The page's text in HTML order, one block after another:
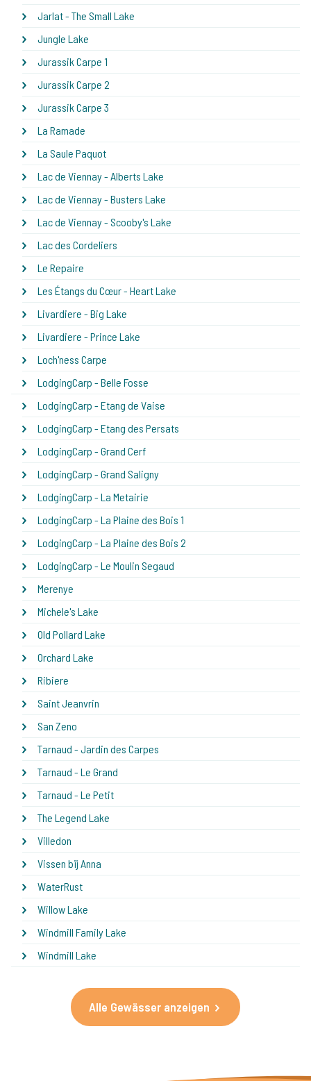
Jarlat - The Small Lake
Jungle Lake
Jurassik Carpe 1
Jurassik Carpe 2
Jurassik Carpe 3
La Ramade
La Saule Paquot
Lac de Viennay - Alberts Lake
Lac de Viennay - Busters Lake
Lac de Viennay - Scooby's Lake
Lac des Cordeliers
Le Repaire
Les Étangs du Cœur - Heart Lake
Livardiere - Big Lake
Livardiere - Prince Lake
Loch'ness Carpe
LodgingCarp - Belle Fosse
LodgingCarp - Etang de Vaise
LodgingCarp - Etang des Persats
LodgingCarp - Grand Cerf
LodgingCarp - Grand Saligny
LodgingCarp - La Metairie
LodgingCarp - La Plaine des Bois 1
LodgingCarp - La Plaine des Bois 2
LodgingCarp - Le Moulin Segaud
Merenye
Michele's Lake
Old Pollard Lake
Orchard Lake
Ribiere
Saint Jeanvrin
San Zeno
Tarnaud - Jardin des Carpes
Tarnaud - Le Grand
Tarnaud - Le Petit
The Legend Lake
Villedon
Vissen bij Anna
WaterRust
Willow Lake
Windmill Family Lake
Windmill Lake
Alle Gewässer anzeigen